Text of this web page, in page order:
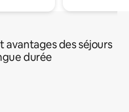
avantages des séjours
durée